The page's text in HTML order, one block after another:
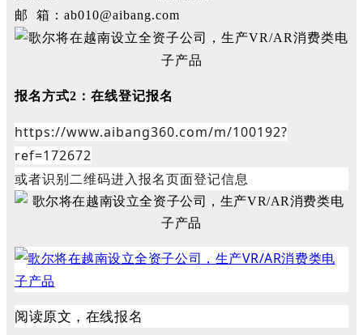
邮 箱：ab010@aibang.com
报名方式2：在线登记报名
https://www.aibang360.com/m/100192?
ref=172672
或者识别二维码进入报名页面登记信息
阅读原文，在线报名